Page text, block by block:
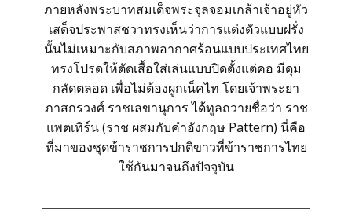
ภายหลังพระบาทสมเด็จพระจุลจอมเกล้าเจ้าอยู่หัว
เสด็จประพาสชวาทรงเห็นว่าการแต่งตัวแบบฝรั่ง
นั้นไม่เหมาะกับสภาพอากาศร้อนแบบประเทศไทย
ทรงโปรดให้ตัดเสื้อใส่เล่นแบบปิดตั้งแต่คอ มีดุม
กลัดตลอด เพื่อไม่ต้องผูกเน็คไท โดยเจ้าพระยา
ภาสกรวงศ์ ราชเลขานุการ ได้ทูลถวายชื่อว่า ราช
แพตเทิร์น (ราช ผสมกับคำอังกฤษ Pattern) นี่คือ
ที่มาของชุดข้าราชการปกติขาวที่ข้าราชการไทย
ใช้กันมาจนถึงปัจจุบัน